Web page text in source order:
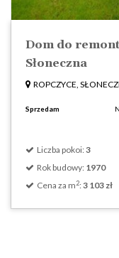
Dom do
Słoneczna
ROPCZYCE,
Sprzedam
Liczba pokoi:3
Rok budowy: 1970
Cena za m2:3 103 zł